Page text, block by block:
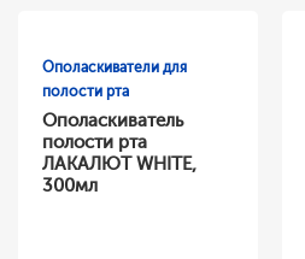
Ополаскиватели для
полости рта
Ополаскиватель
полости рта
ЛАКАЛЮТ WHITE,
300мл